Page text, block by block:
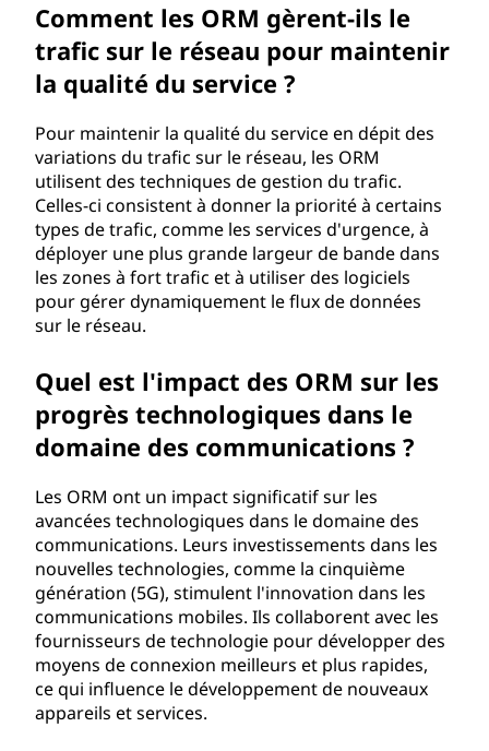
Comment les ORM gèrent-ils le
trafic sur le réseau pour maintenir
la qualité du service ?
Pour maintenir la qualité du service en dépit des
variations du trafic sur le réseau, les ORM
utilisent des techniques de gestion du trafic.
Celles-ci consistent à donner la priorité à certains
types de trafic, comme les services d'urgence, à
déployer une plus grande largeur de bande dans
les zones à fort trafic et à utiliser des logiciels
pour gérer dynamiquement le flux de données
sur le réseau.
Quel est l'impact des ORM sur les
progrès technologiques dans le
domaine des communications ?
Les ORM ont un impact significatif sur les
avancées technologiques dans le domaine des
communications. Leurs investissements dans les
nouvelles technologies, comme la cinquième
génération (5G), stimulent l'innovation dans les
communications mobiles. Ils collaborent avec les
fournisseurs de technologie pour développer des
moyens de connexion meilleurs et plus rapides,
ce qui influence le développement de nouveaux
appareils et services.